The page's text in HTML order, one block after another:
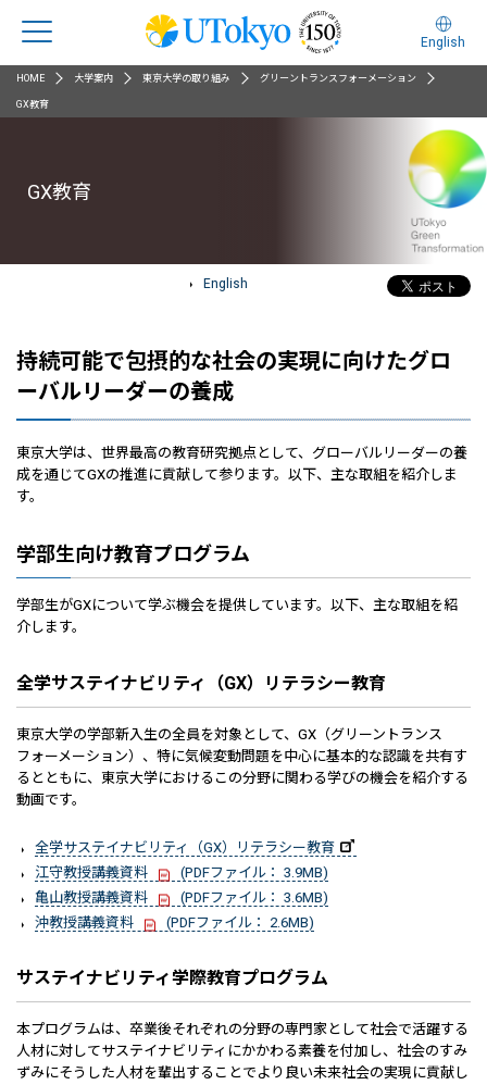
English
HOME 大学案内 東京大学の取り組み グリーントランスフォーメーション
GX教育
GX教育
English
持続可能で包摂的な社会の実現に向けたグロ
ーバルリーダーの養成
東京大学は、世界最高の教育研究拠点として、グローバルリーダーの養
成を通じてGXの推進に貢献して参ります。以下、主な取組を紹介しま
す。
学部生向け教育プログラム
学部生がGXについて学ぶ機会を提供しています。以下、主な取組を紹
介します。
全学サステイナビリティ（GX）リテラシー教育
東京大学の学部新入生の全員を対象として、GX（グリーントランス
フォーメーション）、特に気候変動問題を中心に基本的な認識を共有す
るとともに、東京大学におけるこの分野に関わる学びの機会を紹介する
動画です。
全学サステイナビリティ（GX）リテラシー教育
江守教授講義資料
(PDFファイル： 3.9MB)
亀山教授講義資料
(PDFファイル： 3.6MB)
沖教授講義資料
(PDFファイル： 2.6MB)
サステイナビリティ学際教育プログラム
本プログラムは、卒業後それぞれの分野の専門家として社会で活躍する
人材に対してサステイナビリティにかかわる素養を付加し、社会のすみ
ずみにそうした人材を輩出することでより良い未来社会の実現に貢献し